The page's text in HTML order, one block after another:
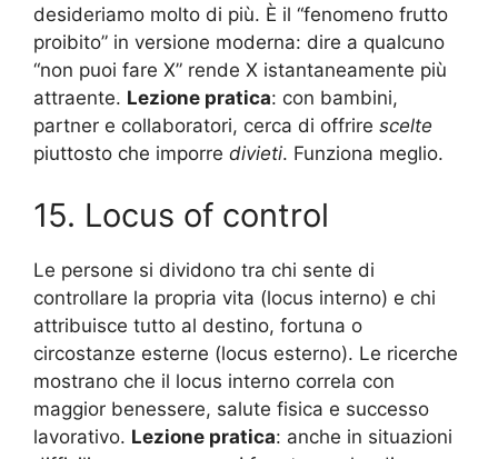
desideriamo molto di più. È il “fenomeno frutto
proibito” in versione moderna: dire a qualcuno
“non puoi fare X” rende X istantaneamente più
attraente. Lezione pratica: con bambini,
partner e collaboratori, cerca di offrire scelte
piuttosto che imporre divieti. Funziona meglio.
15. Locus of control
Le persone si dividono tra chi sente di
controllare la propria vita (locus interno) e chi
attribuisce tutto al destino, fortuna o
circostanze esterne (locus esterno). Le ricerche
mostrano che il locus interno correla con
maggior benessere, salute fisica e successo
lavorativo. Lezione pratica: anche in situazioni